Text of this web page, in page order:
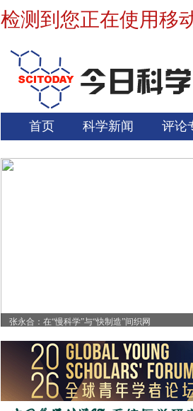
检测到您正在使用移
首页 科学新闻 评论
张永合：在“慢科学”与“快制造”间织网